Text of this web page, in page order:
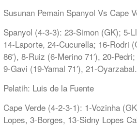
Susunan Pemain Spanyol Vs Cape
Spanyol (4-3-3): 23-Simon (GK); 5-
14-Laporte, 24-Cucurella; 16-Rodri
86′), 8-Ruiz (6-Merino 71′), 20-
9-Gavi (19-Yamal 71′), 21-Oyarzabal.
Pelatih: Luis de la Fuente
Cape Verde (4-2-3-1): 1-Vozinha
Lopes, 3-Borges, 13-Sidny Lopes